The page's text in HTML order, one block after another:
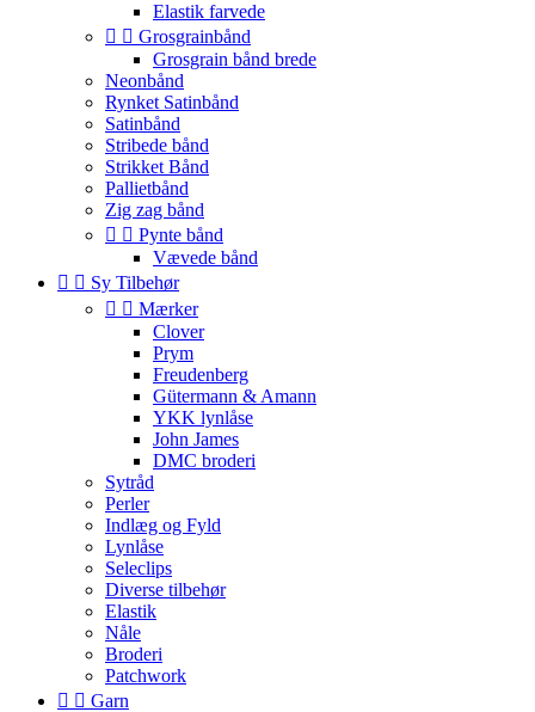
Elastik farvede
  Grosgrainbånd
Grosgrain bånd brede
Neonbånd
Rynket Satinbånd
Satinbånd
Stribede bånd
Strikket Bånd
Pallietbånd
Zig zag bånd
  Pynte bånd
Vævede bånd
  Sy Tilbehør
  Mærker
Clover
Prym
Freudenberg
Gütermann & Amann
YKK lynlåse
John James
DMC broderi
Sytråd
Perler
Indlæg og Fyld
Lynlåse
Seleclips
Diverse tilbehør
Elastik
Nåle
Broderi
Patchwork
  Garn